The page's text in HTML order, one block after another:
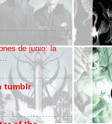
de junio: la
tumblr